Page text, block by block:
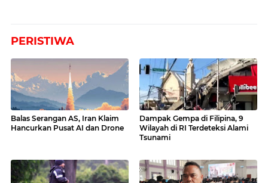
PERISTIWA
Balas Serangan AS, Iran Klaim
Hancurkan Pusat AI dan Drone
Dampak Gempa di Filipina, 9
Wilayah di RI Terdeteksi Alami
Tsunami